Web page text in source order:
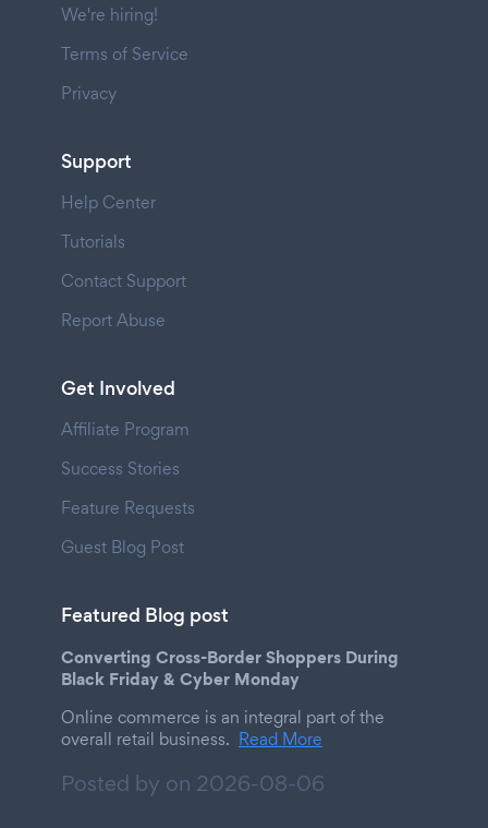
We're hiring!
Terms of Service
Privacy
Support
Help Center
Tutorials
Contact Support
Report Abuse
Get Involved
Affiliate Program
Success Stories
Feature Requests
Guest Blog Post
Featured Blog post
Converting Cross-Border Shoppers During
Black Friday & Cyber Monday
Online commerce is an integral part of the
overall retail business. Read More
Posted by on 2026-08-06